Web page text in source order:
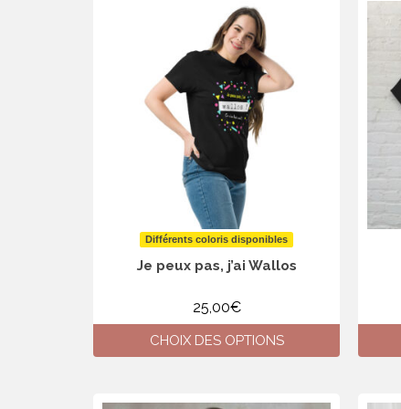
plusieurs
variations.
options
peuvent
être
choisies
la
page
produit
Différents coloris disponibles
Je peux pas, j’ai Wallos
25,00€
CHOIX DES OPTIONS
a